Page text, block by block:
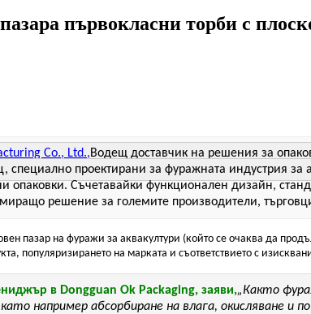
първокласни торби с
Co., Ltd.,Водещ доставчик на решения за
специално проектирани за фуражната индустрия за
опаковки. Съчетавайки функционален дизайн,
решение за големите производители,
пазар на фуражи за аквакултури (който се очаква да
популяризирането на марката и съответствието с
в Dongguan Ok Packaging, заяви,„Както
например абсорбиране на влага, окисляване и